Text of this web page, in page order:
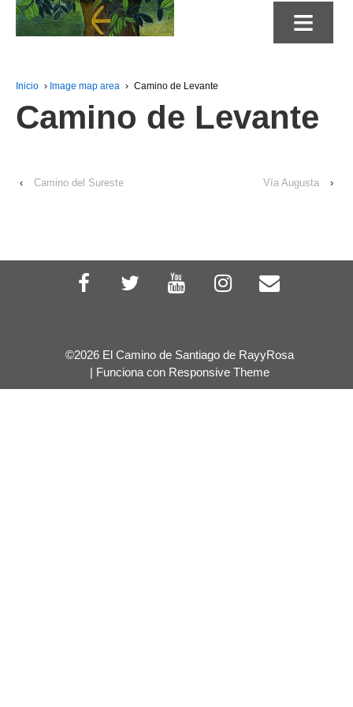
≡
Inicio › Image map area › Camino de Levante
Camino de Levante
‹ Camino del Sureste Vía Augusta ›
©2026 El Camino de Santiago de RayyRosa
| Funciona con Responsive Theme